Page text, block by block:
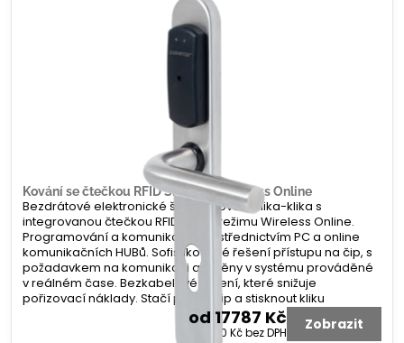
Kování se čtečkou RFID Smartair Wireless Online
Bezdrátové elektronické štítové kování klika-klika s
integrovanou čtečkou RFID čipů v režimu Wireless Online.
Programování a komunikace prostřednictvím PC a online
komunikačních HUBů. Sofistikované řešení přístupu na čip, s
požadavkem na komunikaci a změny v systému prováděné
v reálném čase. Bezkabelové řešení, které snižuje
pořizovací náklady. Stačí přiložit čip a stisknout kliku
od 17787 Kč
od 14700 Kčbez DPH Zobrazit